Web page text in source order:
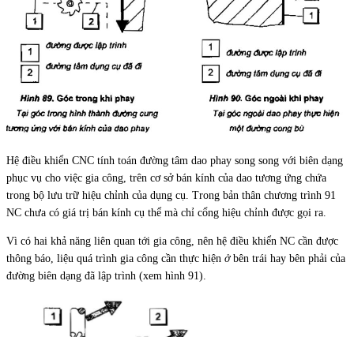
Hệ điều khiển CNC tính toán đường tâm dao phay song song với biên dạng
phục vụ cho việc gia công, trên cơ sở bán kính của dao tương ứng chứa
trong bộ lưu trữ hiệu chỉnh của dụng cụ. Trong bản thân chương trình 91
NC chưa có giá trị bán kính cụ thể mà chỉ cổng hiệu chỉnh được gọi ra.
Vì có hai khả năng liên quan tới gia công, nên hệ điều khiển NC cần được
thông báo, liệu quá trình gia công cần thực hiện ởbên trái hay bên phải của
đường biên dạng đã lập trình (xem hình 91).